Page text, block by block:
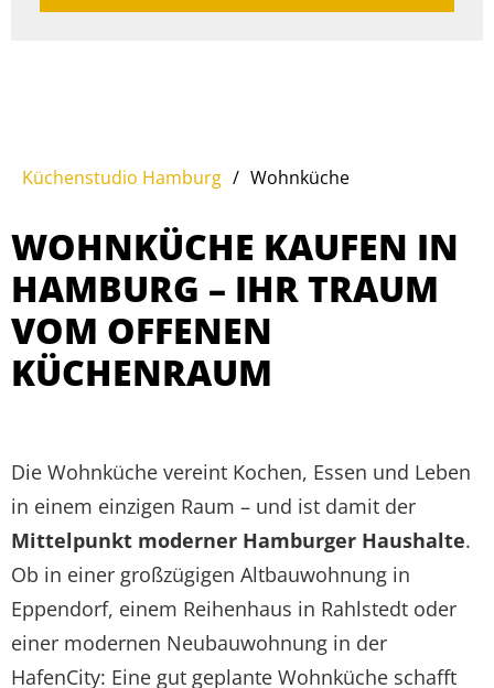
Küchenstudio Hamburg / Wohnküche
WOHNKÜCHE KAUFEN IN
HAMBURG – IHR TRAUM
VOM OFFENEN
KÜCHENRAUM
Die Wohnküche vereint Kochen, Essen und Leben
in einem einzigen Raum – und ist damit der
Mittelpunkt moderner Hamburger Haushalte.
Ob in einer großzügigen Altbauwohnung in
Eppendorf, einem Reihenhaus in Rahlstedt oder
einer modernen Neubauwohnung in der
HafenCity: Eine gut geplante Wohnküche schafft